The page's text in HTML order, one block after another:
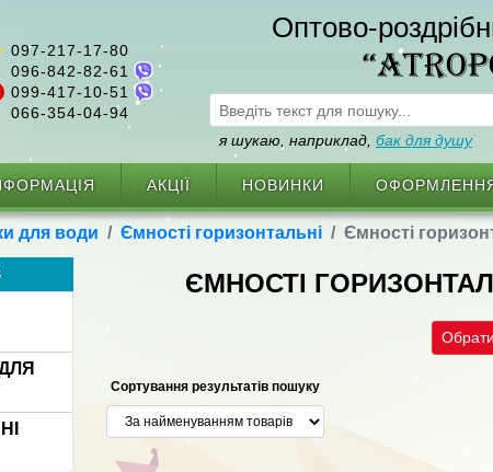
097-217-17-80
096-842-82-61
099-417-10-51
066-354-04-94
Оптово-
я шукаю, наприклад, бак для душу
АКЦІЇ НОВИНКИ
для води Ємності горизонтальні Ємності
ЄМНОСТІ
Сортування результатів пошуку